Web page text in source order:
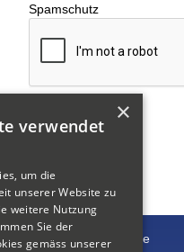
Spamschutz
×
verwendet
um die
unserer Website zu
weitere Nutzung
Sie der
gemäss unserer